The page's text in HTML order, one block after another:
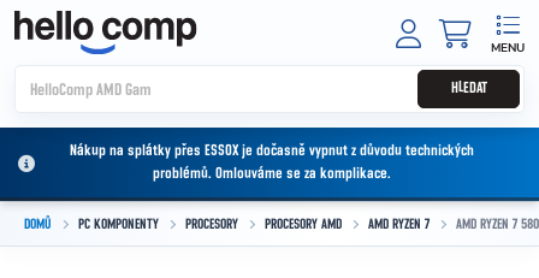
Přejít na obsah
HLEDAT
Nákup na splátky přes ESSOX je dočasně vypnut z důvodu technických
problémů. Omlouváme se za komplikace.
DOMŮ PC KOMPONENTY PROCESORY PROCESORY AMD AMD RYZEN 7 AMD RYZEN 7